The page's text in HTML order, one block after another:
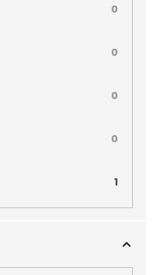
0
0
0
0
1